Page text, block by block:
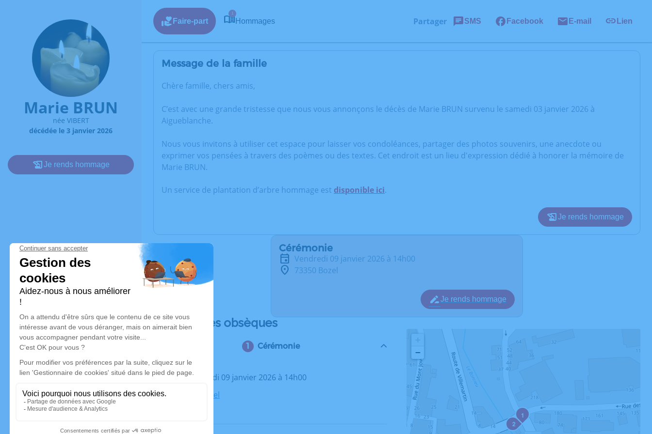
Marie BRUN
née VIBERT
décédée le 3 janvier 2026
Je rends hommage
Faire-part
1
Hommages Partager SMS Facebook E-mail Lien
Message de la famille
Chère famille, chers amis,
C’est avec une grande tristesse que nous vous annonçons le décès de Marie BRUN survenu le samedi 03 janvier 2026 à
Aigueblanche.
Nous vous invitons à utiliser cet espace pour laisser vos condoléances, partager des photos souvenirs, une anecdote ou
exprimer vos pensées à travers des poèmes ou des textes. Cet endroit est un lieu d'expression dédié à honorer la mémoire de
Marie BRUN.
Un service de plantation d’arbre hommage est disponible ici.
Je rends hommage
Cérémonie
vendredi 09 janvier 2026 à 14h00
73350 Bozel
Je rends hommage
Déroulé des obsèques
Cérémonie
Le vendredi 09 janvier 2026 à 14h00
73350 Bozel
1
2
−